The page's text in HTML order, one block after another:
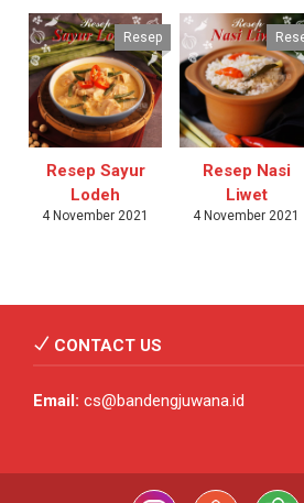
Resep
Resep Sayur
Lodeh
4 November 2021
Resep Nasi
Liwet
4 November 2021
CONTACT US
Email: cs@bandengjuwana.id